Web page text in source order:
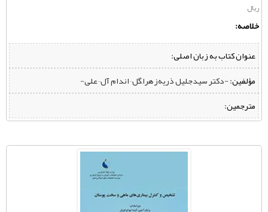
ریال
خلاصه:
عنوان کتاب به زبان اصلی:
مؤلفین:‌ -دکتر سیدجلیل ذریه‌زهرا,گل¬اندام آل¬علی-
مترجمین: